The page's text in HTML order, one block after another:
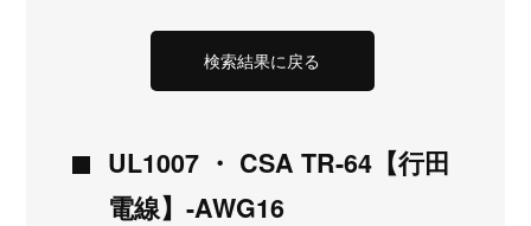
検索結果に戻る
UL1007 ・ CSA TR-64【行田
電線】-AWG16